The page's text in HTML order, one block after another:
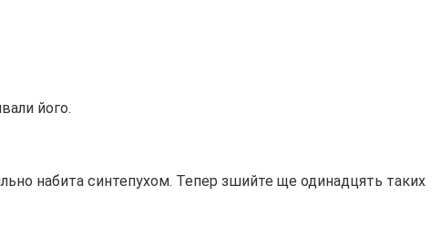
його.
набита синтепухом. Тепер зшийте ще одинадцять таких